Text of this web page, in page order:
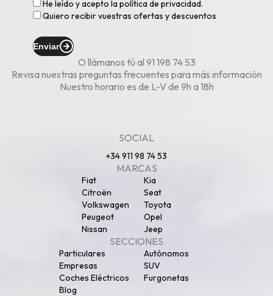
He leído y acepto lapolítica de privacidad.
Quiero recibir vuestras ofertas y descuentos
Enviar
O llámanos tú al 91 198 74 53
Revisa nuestras preguntas frecuentes para más información
Nuestro horario es de L-V de 9h a 18h
SOCIAL
+34 911 98 74 53
MARCAS
Fiat
Kia
Citroën
Seat
Volkswagen
Toyota
Peugeot
Opel
Nissan
Jeep
SECCIONES
Particulares
Autónomos
Empresas
SUV
Coches Eléctricos
Furgonetas
Blog